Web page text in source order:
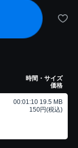
時間・サイズ
価格
00:01:10 19.5 MB
150円(税込)